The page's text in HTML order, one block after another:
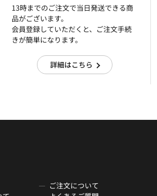
13時までのご注文で当日発送できる商
品がございます。
会員登録していただくと、ご注文手続
きが簡単になります。
詳細はこちら
ご注文について